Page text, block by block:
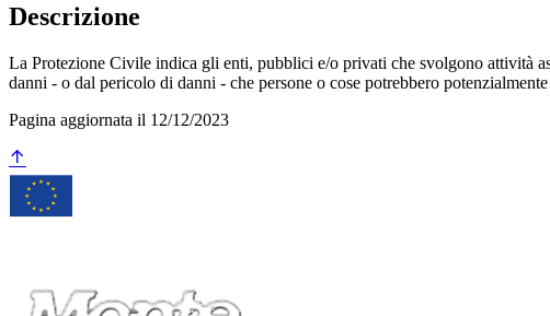
Descrizione
La Protezione Civile indica gli enti, pubblici e/o privati che svolgono attività
danni - o dal pericolo di danni - che persone o cose potrebbero
Pagina aggiornata il 12/12/2023